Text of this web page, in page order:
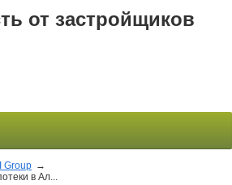
от застройщиков
Group →
в Ал...